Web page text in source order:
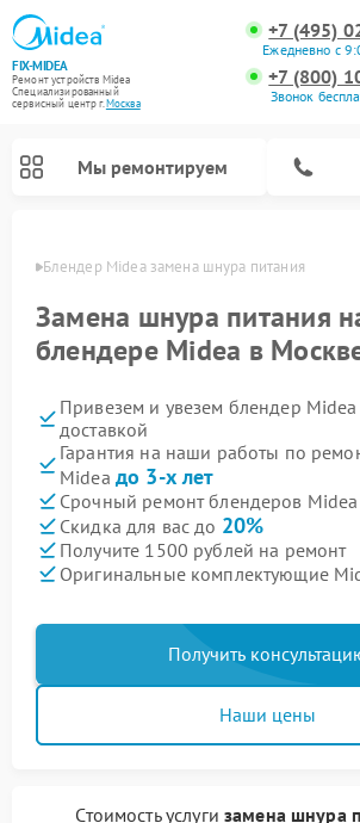
FIX-MIDEA
Ремонт устройств Midea
Специализированный
cервисный центр г.Москва
+7 (495)
Ежедневно с
+7 (800)
Звонок
Мы ремонтируем
Блендер Midea замена шнура питания
Замена шнура питания
блендере Midea в
Привезем и увезем блендер Midea
доставкой
Гарантия на наши работы по
Midea до 3-х лет
Срочный ремонт блендеров Midea
Скидка для вас до 20%
Получите 1500 рублей на ремонт
Оригинальные комплектующие
Получить
Наши цены
Стоимость услуги замена шнура